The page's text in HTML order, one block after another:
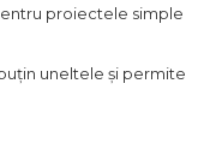
proiectele simple
uneltele și permite